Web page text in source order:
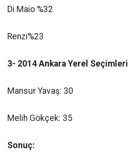
Di Maio %32
Renzi%23
3- 2014 Ankara Yerel Seçimleri
Mansur Yavaş: 30
Melih Gökçek: 35
Sonuç: